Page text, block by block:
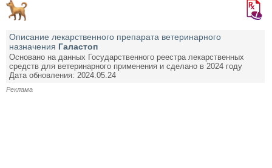
Описание лекарственного препарата ветеринарного
назначения Галастоп
Основано на данных Государственного реестра лекарственных
средств для ветеринарного применения и сделано в 2024 году
Дата обновления: 2024.05.24
Реклама